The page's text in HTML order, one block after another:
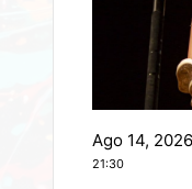
Ago 14, 2026
21:30